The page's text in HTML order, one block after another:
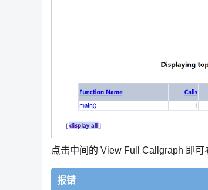
点击中间的 View Full Callgraph 即可
报错